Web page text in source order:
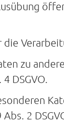
zu
DSGVO.
2